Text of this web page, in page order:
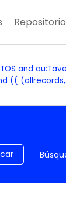
and
((